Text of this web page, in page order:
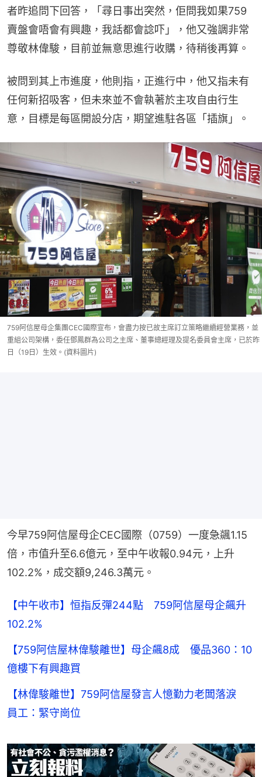
者昨追問下回答，「尋日事出突然，佢問我如果759
賣盤會唔會有興趣，我話都會諗吓」，他又強調非常
尊敬林偉駿，目前並無意思進行收購，待稍後再算。
被問到其上市進度，他則指，正進行中，他又指未有
任何新招吸客，但未來並不會執著於主攻自由行生
意，目標是每區開設分店，期望進駐各區「插旗」。
759阿信屋母企集團CEC國際宣布，會盡力按已故主席訂立策略繼續經營業務，並
重組公司架構，委任鄧鳳群為公司之主席、董事總經理及提名委員會主席，已於昨
日（19日）生效。(資料圖片)
今早759阿信屋母企CEC國際（0759）一度急飊1.15
倍，市值升至6.6億元，至中午收報0.94元，上升
102.2%，成交額9,246.3萬元。
【中午收市】恒指反彈244點 759阿信屋母企飆升
102.2%
【759阿信屋林偉駿離世】母企飆8成 優品360：10
億樓下有興趣買
【林偉駿離世】759阿信屋發言人憶勤力老闆落淚
員工：緊守崗位